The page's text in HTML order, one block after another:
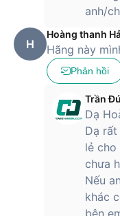
anh/
H
Hoàng thanh
Hãng này
Phản hồi
Trần
Dạ
Dạ
lẻ cho
chưa
Nếu
khác
bên